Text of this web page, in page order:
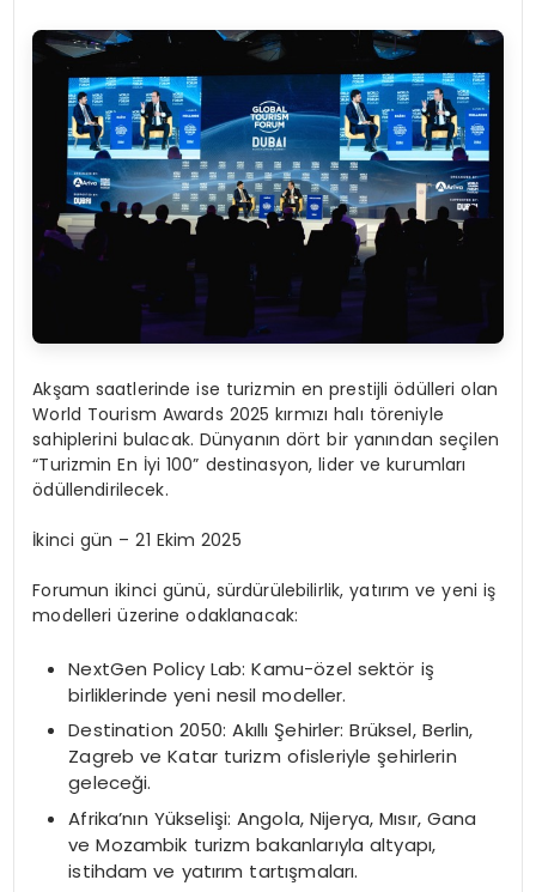
Akşam saatlerinde ise turizmin en prestijli ödülleri olan
World Tourism Awards 2025 kırmızı halı töreniyle
sahiplerini bulacak. Dünyanın dört bir yanından seçilen
“Turizmin En İyi 100” destinasyon, lider ve kurumları
ödüllendirilecek.
İkinci gün – 21 Ekim 2025
Forumun ikinci günü, sürdürülebilirlik, yatırım ve yeni iş
modelleri üzerine odaklanacak:
NextGen Policy Lab: Kamu-özel sektör iş
birliklerinde yeni nesil modeller.
Destination 2050: Akıllı Şehirler: Brüksel, Berlin,
Zagreb ve Katar turizm ofisleriyle şehirlerin
geleceği.
Afrika’nın Yükselişi: Angola, Nijerya, Mısır, Gana
ve Mozambik turizm bakanlarıyla altyapı,
istihdam ve yatırım tartışmaları.